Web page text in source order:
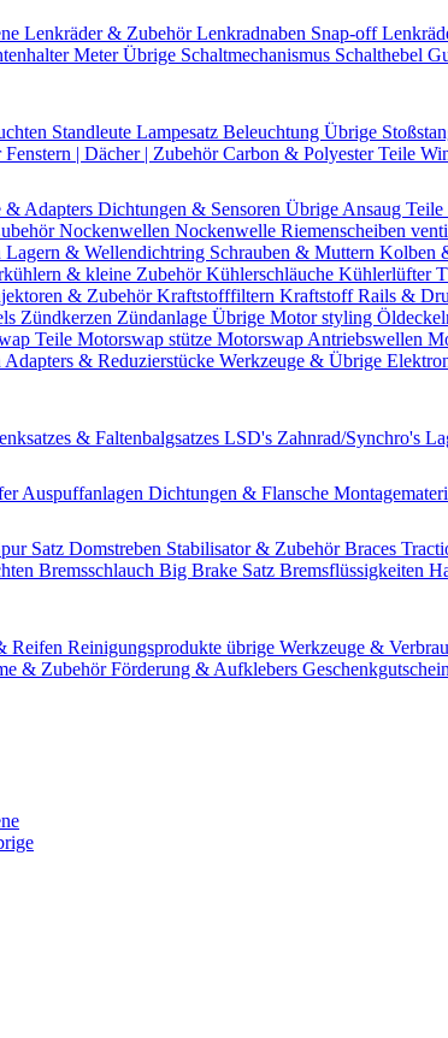
Lenkräder & ZubehörLenkradnaben Snap-off
Meter Übrige Schaltmechanismus Schalthebel
Standleute Lampesatz Beleuchtung Übrige
Fenstern | Dächer | ZubehörCarbon & Polyester Teile
& Adapters Dichtungen & Sensoren Übrige Ansaug Teile
Nockenwellen Nockenwelle Riemenscheiben
Lagern & Wellendichtring Schrauben & Muttern Kolben
& kleine ZubehörKühlerschläuche Kühlerlüfter
& ZubehörKraftstofffiltern Kraftstoff Rails &
Zündkerzen Zündanlage Übrige Motor styling
Teile Motorswap stütze Motorswap Antriebswellen
Adapters & Reduzierstücke Werkzeuge & Übrige
& Faltenbalgsatzes LSD's Zahnrad/Synchro's
Auspuffanlagen Dichtungen & Flansche
Satz Domstreben Stabilisator & ZubehörBraces
Bremsschlauch Big Brake Satz Bremsflüssigkeiten
Reifen Reinigungsprodukte übrige Werkzeuge &
& ZubehörFörderung & Aufklebers